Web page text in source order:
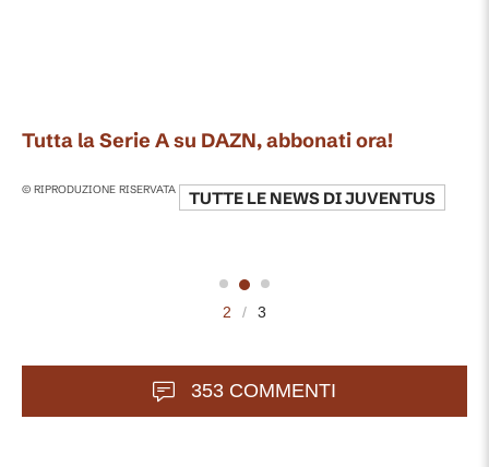
Tutta la Serie A su DAZN, abbonati ora!
© RIPRODUZIONE RISERVATA TUTTE LE NEWS DIJUVENTUS
2 / 3
353 COMMENTI